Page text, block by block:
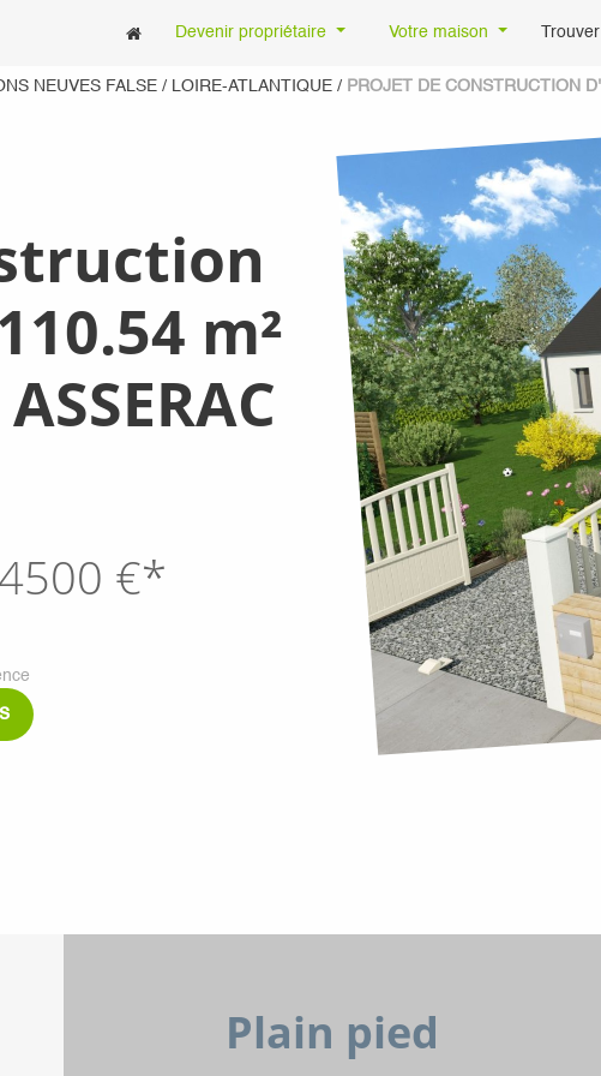
Devenir propriétaire Votre maison
NEUVES FALSE / LOIRE-ATLANTIQUE / PROJET DE CONSTRUCTION
m²
€*
Plain pied